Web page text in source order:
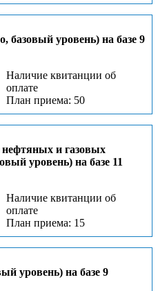
базовый уровень) на базе 9
Наличие квитанции об
оплате
План приема: 50
нефтяных и газовых
уровень) на базе 11
Наличие квитанции об
оплате
План приема: 15
уровень) на базе 9